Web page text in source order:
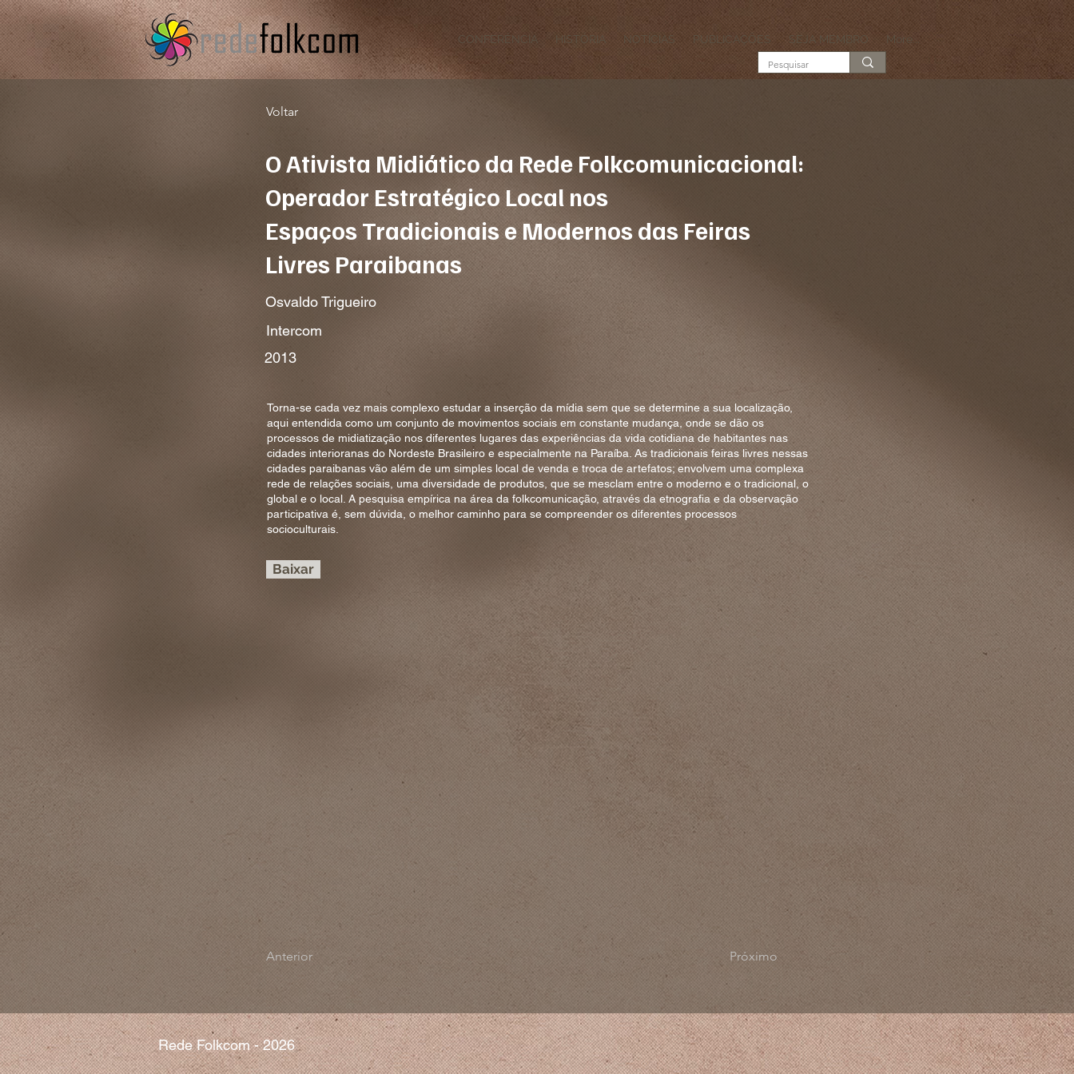
CONFERÊNCIA HISTÓRIA NOTÍCIAS PUBLICAÇÕES SEJA MEMBRO More...
Voltar
O Ativista Midiático da Rede Folkcomunicacional:
Operador Estratégico Local nos
Espaços Tradicionais e Modernos das Feiras
Livres Paraibanas
Osvaldo Trigueiro
Intercom
2013
Torna-se cada vez mais complexo estudar a inserção da mídia sem que se determine a sua localização,
aqui entendida como um conjunto de movimentos sociais em constante mudança, onde se dão os
processos de midiatização nos diferentes lugares das experiências da vida cotidiana de habitantes nas
cidades interioranas do Nordeste Brasileiro e especialmente na Paraíba. As tradicionais feiras livres nessas
cidades paraibanas vão além de um simples local de venda e troca de artefatos; envolvem uma complexa
rede de relações sociais, uma diversidade de produtos, que se mesclam entre o moderno e o tradicional, o
global e o local. A pesquisa empírica na área da folkcomunicação, através da etnografia e da observação
participativa é, sem dúvida, o melhor caminho para se compreender os diferentes processos
socioculturais.
Baixar
Anterior Próximo
Rede Folkcom - 2026